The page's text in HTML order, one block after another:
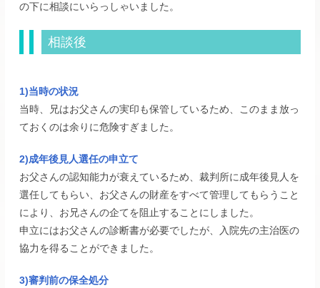
の下に相談にいらっしゃいました。
相談後
1)当時の状況
当時、兄はお父さんの実印も保管しているため、このまま放っ
ておくのは余りに危険すぎました。
2)成年後見人選任の申立て
お父さんの認知能力が衰えているため、裁判所に成年後見人を
選任してもらい、お父さんの財産をすべて管理してもらうこと
により、お兄さんの企てを阻止することにしました。
申立にはお父さんの診断書が必要でしたが、入院先の主治医の
協力を得ることができました。
3)審判前の保全処分